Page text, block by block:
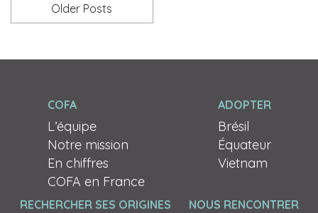
Older Posts
COFA
L’équipe
Notre mission
En chiffres
COFA en France
ADOPTER
Brésil
Équateur
Vietnam
RECHERCHER SES ORIGINES NOUS RENCONTRER